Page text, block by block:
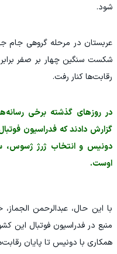
شود.
عربستان در مرحله گروهی جام
شکست سنگین چهار بر صفر برابر
رقابت‌ها کنار رفت.
در روزهای گذشته برخی
گزارش دادند که فدراسیون
دونیس و انتخاب ژرژ ژسوس،
اوست.
با این حال، عبدالرحمن
منبع در فدراسیون فوتبال این
همکاری با دونیس تا پایان رقابت‌های